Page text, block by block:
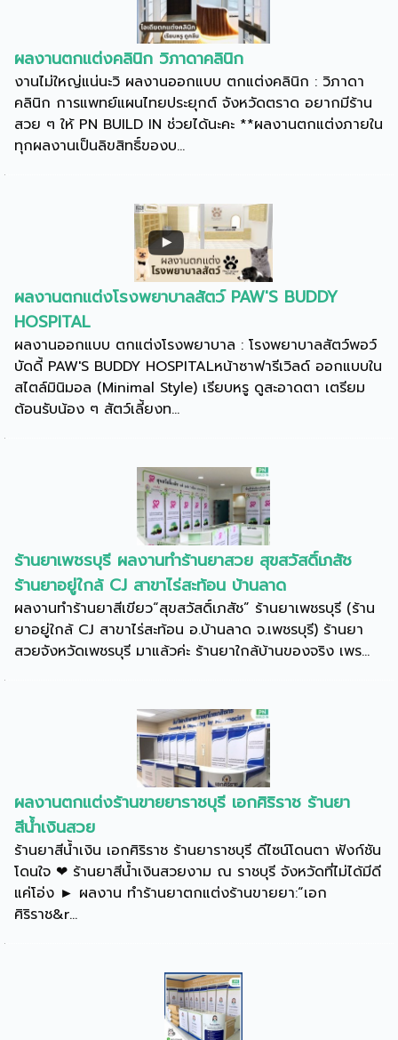
ผลงานตกแต่งคลินิก วิภาดาคลินิก
งานไม่ใหญ่แน่นะวิ ผลงานออกแบบ ตกแต่งคลินิก : วิภาดา
คลินิก การแพทย์แผนไทยประยุกต์ จังหวัดตราด อยากมีร้าน
สวย ๆ ให้ PN BUILD IN ช่วยได้นะคะ **ผลงานตกแต่งภายใน
ทุกผลงานเป็นลิขสิทธิ์ของบ...
ผลงานตกแต่งโรงพยาบาลสัตว์ PAW'S BUDDY
HOSPITAL
ผลงานออกแบบ ตกแต่งโรงพยาบาล : โรงพยาบาลสัตว์พอว์
บัดดี้ PAW'S BUDDY HOSPITALหน้าซาฟารีเวิลด์ ออกแบบใน
สไตล์มินิมอล (Minimal Style) เรียบหรู ดูสะอาดตา เตรียม
ต้อนรับน้อง ๆ สัตว์เลี้ยงท...
ร้านยาเพชรบุรี ผลงานทำร้านยาสวย สุขสวัสดิ์เภสัช
ร้านยาอยู่ใกล้ CJ สาขาไร่สะท้อน บ้านลาด
ผลงานทำร้านยาสีเขียว“สุขสวัสดิ์เภสัช” ร้านยาเพชรบุรี (ร้าน
ยาอยู่ใกล้ CJ สาขาไร่สะท้อน อ.บ้านลาด จ.เพชรบุรี) ร้านยา
สวยจังหวัดเพชรบุรี มาแล้วค่ะ ร้านยาใกล้บ้านของจริง เพร...
ผลงานตกแต่งร้านขายยาราชบุรี เอกศิริราช ร้านยา
สีน้ำเงินสวย
ร้านยาสีน้ำเงิน เอกศิริราช ร้านยาราชบุรี ดีไซน์โดนตา ฟังก์ชัน
โดนใจ ❤ ร้านยาสีน้ำเงินสวยงาม ณ ราชบุรี จังหวัดที่ไม่ได้มีดี
แค่โอ่ง ► ผลงาน ทำร้านยาตกแต่งร้านขายยา:“เอก
ศิริราช&r...